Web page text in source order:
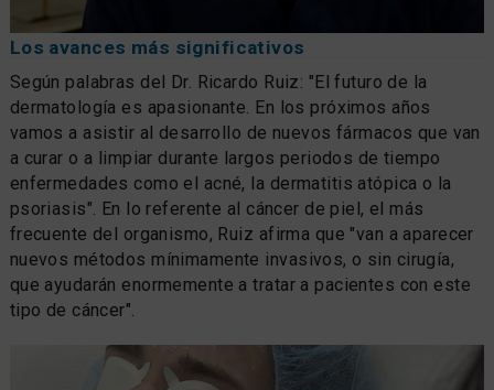
Los avances más significativos
Según palabras del Dr. Ricardo Ruiz: "El futuro de la
dermatología es apasionante. En los próximos años
vamos a asistir al desarrollo de nuevos fármacos que van
a curar o a limpiar durante largos periodos de tiempo
enfermedades como el acné, la dermatitis atópica o la
psoriasis". En lo referente al cáncer de piel, el más
frecuente del organismo, Ruiz afirma que "van a aparecer
nuevos métodos mínimamente invasivos, o sin cirugía,
que ayudarán enormemente a tratar a pacientes con este
tipo de cáncer".